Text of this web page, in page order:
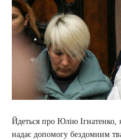
Йдеться про Юлію Ігнатенко,
надає допомогу бездомним